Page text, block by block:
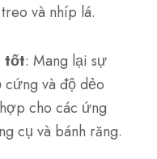
và nhíp lá.
tốt: Mang lại sự
cứng và độ dẻo
cho các ứng
cụ và bánh răng.